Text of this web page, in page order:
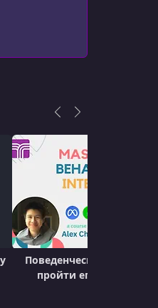
00:03:29
00:10:49
Resume
00:08:55
Поведенческое
пройти его